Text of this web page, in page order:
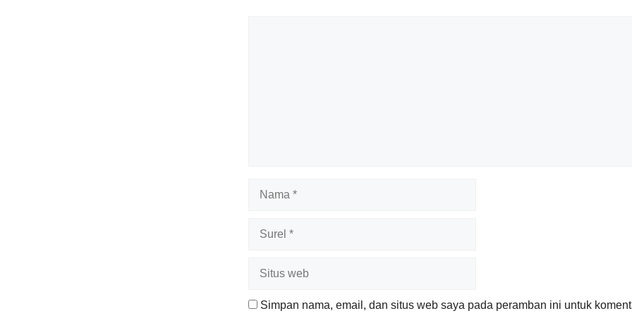
Simpan nama, email, dan situs web saya pada peramban ini untuk